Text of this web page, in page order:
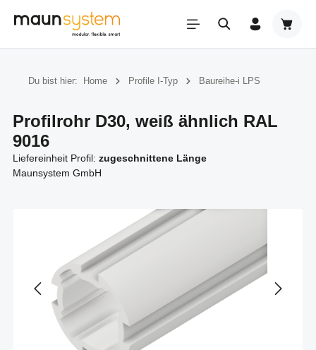
Zum Hauptinhalt springen
Du bist hier: Home Profile I-Typ Baureihe-i LPS
Profilrohr D30, weiß ähnlich RAL
9016
Liefereinheit Profil: zugeschnittene Länge
Maunsystem GmbH